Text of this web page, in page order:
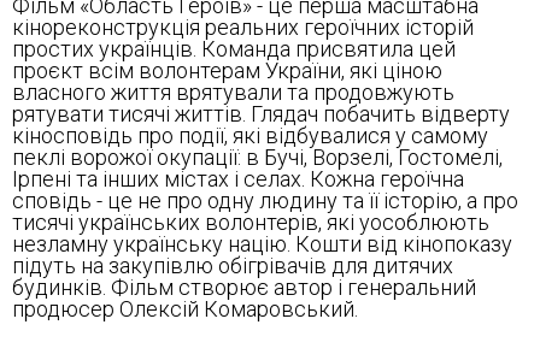
Фільм «Область Героїв» - це перша масштабна
кінореконструкція реальних героїчних історій
простих українців. Команда присвятила цей
проєкт всім волонтерам України, які ціною
власного життя врятували та продовжують
рятувати тисячі життів. Глядач побачить відверту
кіносповідь про події, які відбувалися у самому
пеклі ворожої окупації: в Бучі, Ворзелі, Гостомелі,
Ірпені та інших містах і селах. Кожна героїчна
сповідь - це не про одну людину та її історію, а про
тисячі українських волонтерів, які уособлюють
незламну українську націю. Кошти від кінопоказу
підуть на закупівлю обігрівачів для дитячих
будинків. Фільм створює автор і генеральний
продюсер Олексій Комаровський.